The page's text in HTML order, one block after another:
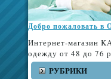
Добро пожаловать в
Интернет-магазин
одежду от 48 до 76
РУБРИКИ